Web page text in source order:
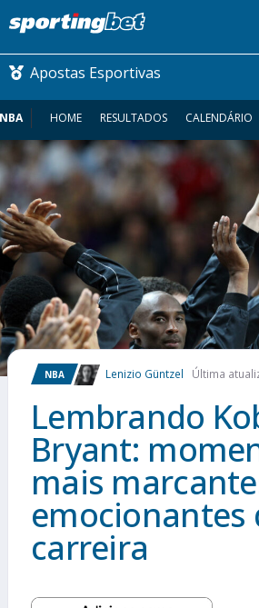
Apostas Esportivas
CONMEBOL LIBERTADORES
FUTEBOL NACIONAL
FUTEBOL INTERNACIONAL
COMO APOSTAR
MAIS ESPORTES
NBA HOME RESULTADOS CALENDÁRIO
NBA Lenizio Güntzel Última
Lembrando
Bryant:
mais
emocionantes
carreira